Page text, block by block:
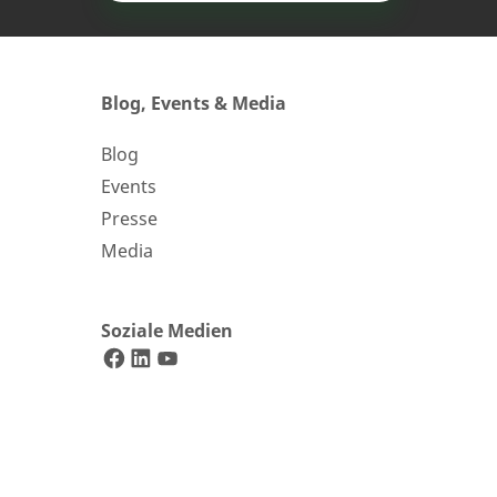
Sie allgemeine Fragen?
info@2-g.de
Blog, Events & Media
Blog
Events
Presse
Media
Soziale Medien